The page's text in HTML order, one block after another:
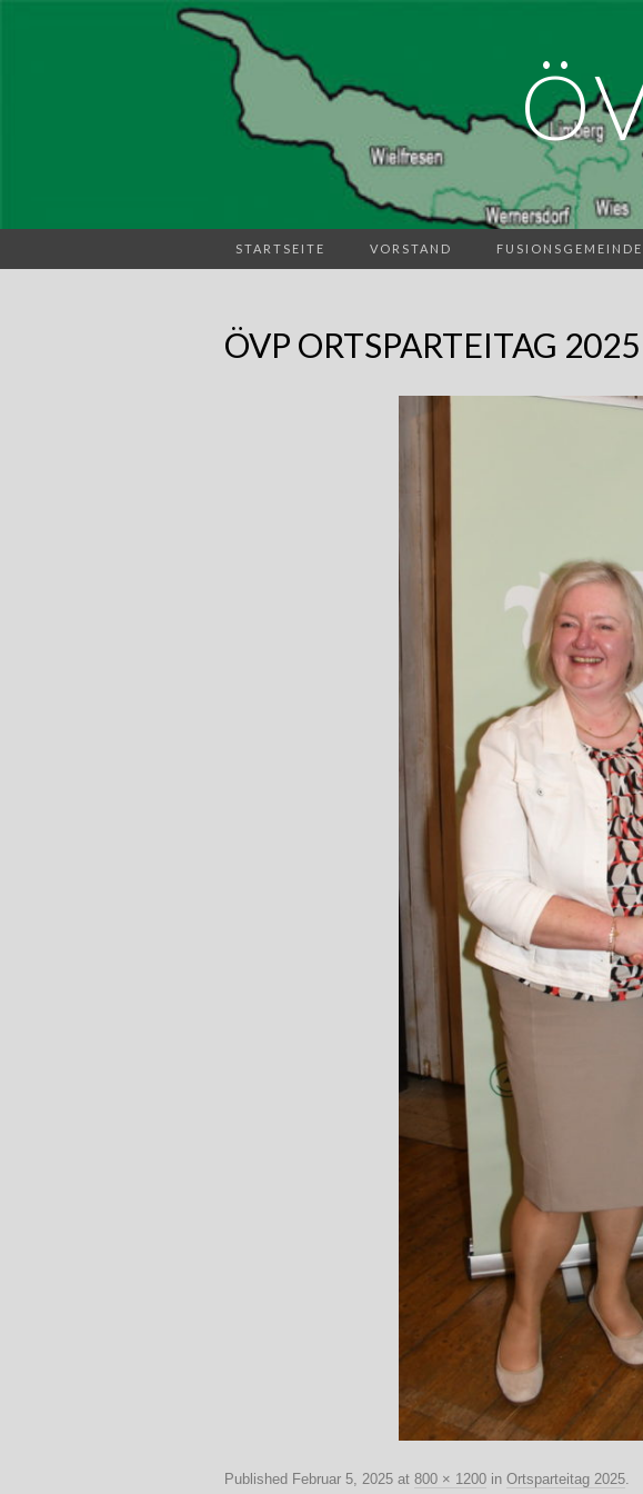
STARTSEITE VORSTAND
ÖVP ORTSPARTEITAG 2025
Published Februar 5, 2025 at 800 × 1200 in Ortsparteitag 2025.